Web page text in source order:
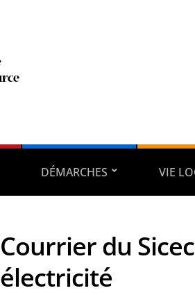
DÉMARCHES VIE
Courrier du
électricité